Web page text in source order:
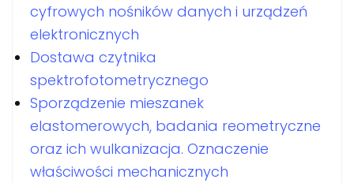
cyfrowych nośników danych i urządzeń
elektronicznych
Dostawa czytnika
spektrofotometrycznego
Sporządzenie mieszanek
elastomerowych, badania reometryczne
oraz ich wulkanizacja. Oznaczenie
właściwości mechanicznych